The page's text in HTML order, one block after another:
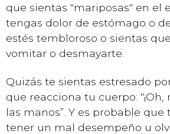
que sientas "mariposas" en el
tengas dolor de estómago o
estés tembloroso o sientas
vomitar o desmayarte.
Quizás te sientas estresado
que reacciona tu cuerpo:
las manos”. Y es probable
tener un mal desempeño u